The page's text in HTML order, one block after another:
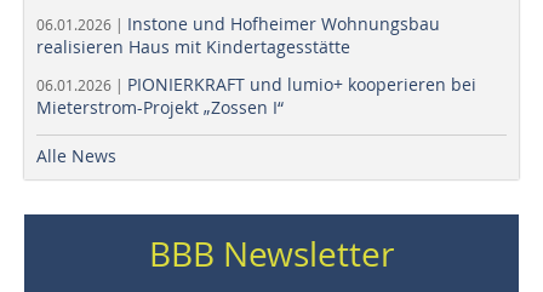
06.01.2026 | Instone und Hofheimer Wohnungsbau
realisieren Haus mit Kindertagesstätte
06.01.2026 | PIONIERKRAFT und lumio+ kooperieren bei
Mieterstrom-Projekt „Zossen I“
Alle News
BBB Newsletter